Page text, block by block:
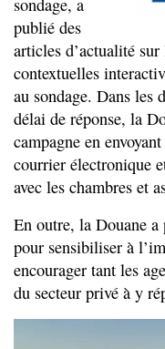
sondage, a
publié des
articles d’actualité
contextuelles
au sondage. Dans les
délai de réponse, la
campagne en
courrier électronique
avec les chambres et
En outre, la Douane
pour sensibiliser à
encourager tant les
du secteur privé à y